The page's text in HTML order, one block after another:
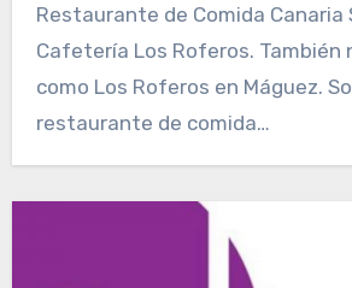
Restaurante de Comida Canaria
Cafetería Los Roferos. También
como Los Roferos en Máguez.
restaurante de comida…